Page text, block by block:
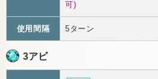
可)
使用間隔 5ターン
3アビ